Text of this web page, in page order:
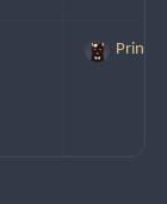
Prinz